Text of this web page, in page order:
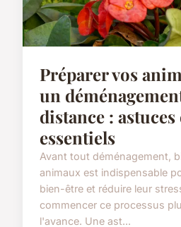
Préparer vos
un
distance :
essentiels
Avant tout déménagement,
animaux est indispensable
bien-être et réduire leur
commencer ce processus
l'avance. Une ast...